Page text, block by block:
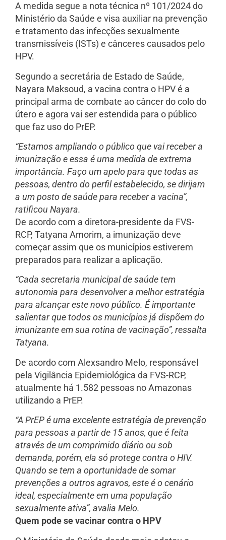
A medida segue a nota técnica nº 101/2024 do
Ministério da Saúde e visa auxiliar na prevenção
e tratamento das infecções sexualmente
transmissíveis (ISTs) e cânceres causados pelo
HPV.
Segundo a secretária de Estado de Saúde,
Nayara Maksoud, a vacina contra o HPV é a
principal arma de combate ao câncer do colo do
útero e agora vai ser estendida para o público
que faz uso do PrEP.
“Estamos ampliando o público que vai receber a
imunização e essa é uma medida de extrema
importância. Faço um apelo para que todas as
pessoas, dentro do perfil estabelecido, se dirijam
a um posto de saúde para receber a vacina”,
ratificou Nayara.
De acordo com a diretora-presidente da FVS-
RCP, Tatyana Amorim, a imunização deve
começar assim que os municípios estiverem
preparados para realizar a aplicação.
“Cada secretaria municipal de saúde tem
autonomia para desenvolver a melhor estratégia
para alcançar este novo público. É importante
salientar que todos os municípios já dispõem do
imunizante em sua rotina de vacinação”, ressalta
Tatyana.
De acordo com Alexsandro Melo, responsável
pela Vigilância Epidemiológica da FVS-RCP,
atualmente há 1.582 pessoas no Amazonas
utilizando a PrEP.
“A PrEP é uma excelente estratégia de prevenção
para pessoas a partir de 15 anos, que é feita
através de um comprimido diário ou sob
demanda, porém, ela só protege contra o HIV.
Quando se tem a oportunidade de somar
prevenções a outros agravos, este é o cenário
ideal, especialmente em uma população
sexualmente ativa”, avalia Melo.
Quem pode se vacinar contra o HPV